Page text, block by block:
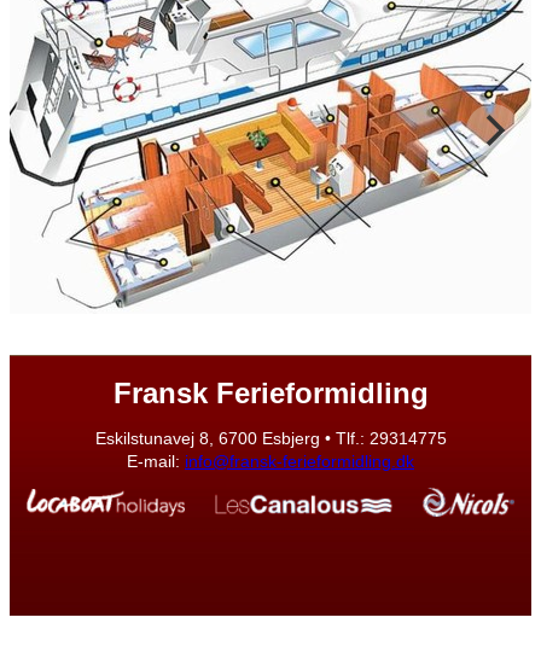
Fransk Ferieformidling
Eskilstunavej 8, 6700 Esbjerg • Tlf.: 29314775
E-mail: info@fransk-ferieformidling.dk